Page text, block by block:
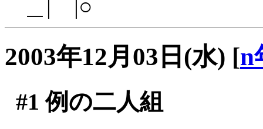
＿|￣|○
2003年12月03日(水) [n
#1 例の二人組